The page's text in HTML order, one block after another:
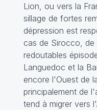
Lion, ou vers la
sillage de fortes
dépression est
cas de Sirocco, de
redoutables
Languedoc et la
encore l'Ouest de
principalement de
tend à migrer vers